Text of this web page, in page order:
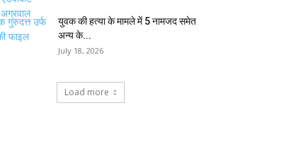
युवक की हत्या के मामले में 5 नामजद समेत
अन्य के...
July 18, 2026
Load more